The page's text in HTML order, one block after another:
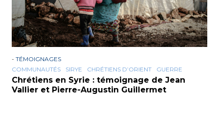
- TÉMOIGNAGES
COMMUNAUTÉS
SIRYE CHRÉTIENS D’ORIENT GUERRE
Chrétiens en Syrie : témoignage de Jean
Vallier et Pierre-Augustin Guillermet